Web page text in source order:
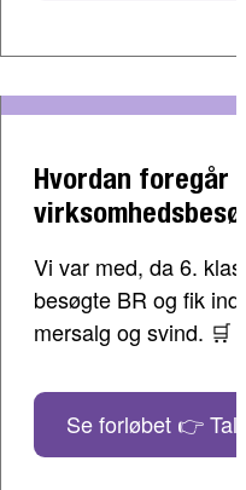
Hvordan foregår
Vi var med, da 6.
besøgte BR og fik
mersalg og svind. 🛒
Se forløbet 👉 Tal